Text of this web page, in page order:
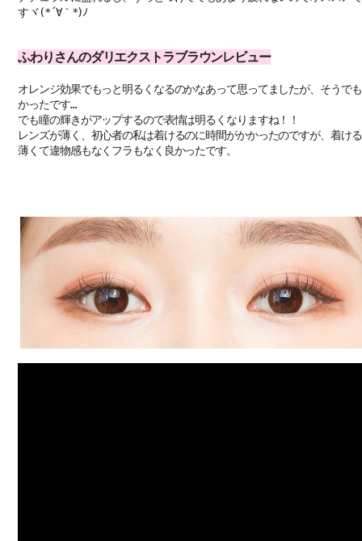
すヾ(*´∀｀*)ﾉ
ふわりさんのダリエクストラブラウンレビュー
オレンジ効果でもっと明るくなるのかなあって思ってましたが、そうで
かったです…
でも瞳の輝きがアップするので表情は明るくなりますね！！
レンズが薄く、初心者の私は着けるのに時間がかかったのですが、着け
薄くて違物感もなくフラもなく良かったです。